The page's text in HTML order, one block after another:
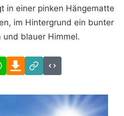
in einer pinken Hängematte
im Hintergrund ein bunter
und blauer Himmel.
WhatsAppDownload
Link
Code